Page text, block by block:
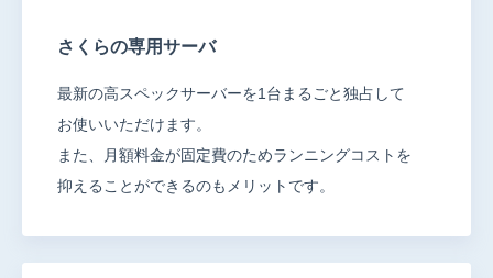
さくらの専用サーバ
最新の高スペックサーバーを1台まるごと独占して
お使いいただけます。
また、月額料金が固定費のためランニングコストを
抑えることができるのもメリットです。